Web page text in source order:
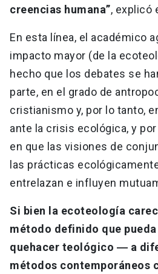
creencias humana”, explicó
En esta línea, el académico
impacto mayor (de la
hecho que los debates se
parte, en el grado de
cristianismo y, por lo tanto,
ante la crisis ecológica, y
en que las visiones de
las prácticas
entrelazan e influyen
Si bien la ecoteología
método definido que
quehacer teológico ― a
métodos contemporáneos